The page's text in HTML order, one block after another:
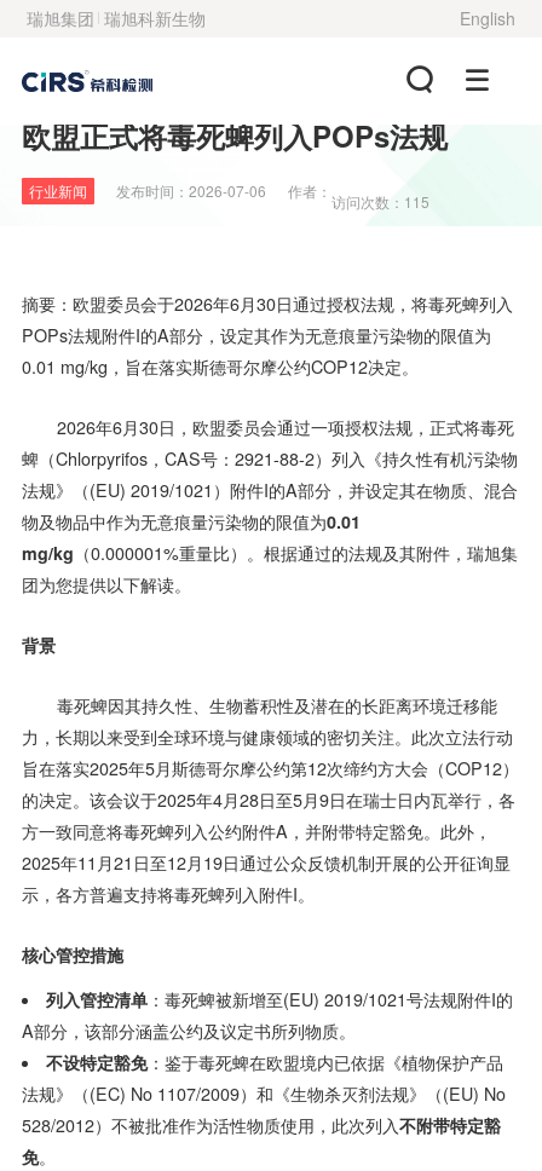
瑞旭集团 瑞旭科新生物 English
欧盟正式将毒死蜱列入POPs法规
行业新闻 发布时间： 2026-07-06 作者：
访问次数：115
摘要：欧盟委员会于2026年6月30日通过授权法规，将毒死蜱列入
POPs法规附件I的A部分，设定其作为无意痕量污染物的限值为
0.01 mg/kg，旨在落实斯德哥尔摩公约COP12决定。
2026年6月30日，欧盟委员会通过一项授权法规，正式将毒死
蜱（Chlorpyrifos，CAS号：2921-88-2）列入《持久性有机污染物
法规》（(EU) 2019/1021）附件I的A部分，并设定其在物质、混合
物及物品中作为无意痕量污染物的限值为0.01
mg/kg （0.000001%重量比）。根据通过的法规及其附件，瑞旭集
团为您提供以下解读。
背景
毒死蜱因其持久性、生物蓄积性及潜在的长距离环境迁移能
力，长期以来受到全球环境与健康领域的密切关注。此次立法行动
旨在落实2025年5月斯德哥尔摩公约第12次缔约方大会（COP12）
的决定。该会议于2025年4月28日至5月9日在瑞士日内瓦举行，各
方一致同意将毒死蜱列入公约附件A，并附带特定豁免。此外，
2025年11月21日至12月19日通过公众反馈机制开展的公开征询显
示，各方普遍支持将毒死蜱列入附件I。
核心管控措施
列入管控清单 ：毒死蜱被新增至(EU) 2019/1021号法规附件I的
A部分，该部分涵盖公约及议定书所列物质。
不设特定豁免：鉴于毒死蜱在欧盟境内已依据《植物保护产品
法规》（(EC) No 1107/2009）和《生物杀灭剂法规》（(EU) No
528/2012）不被批准作为活性物质使用，此次列入不附带特定豁
免。